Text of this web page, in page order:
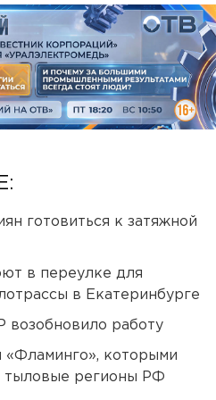
готовиться к затяжной
в переулке для
в Екатеринбурге
возобновило работу
которыми
тыловые регионы РФ